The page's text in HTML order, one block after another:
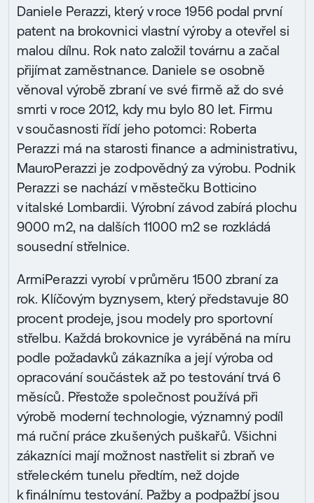
Daniele Perazzi, který v roce 1956 podal první
patent na brokovnici vlastní výroby a otevřel si
malou dílnu. Rok nato založil továrnu a začal
přijímat zaměstnance. Daniele se osobně
věnoval výrobě zbraní ve své firmě až do své
smrti v roce 2012, kdy mu bylo 80 let. Firmu
v současnosti řídí jeho potomci: Roberta
Perazzi má na starosti finance a administrativu,
MauroPerazzi je zodpovědný za výrobu. Podnik
Perazzi se nachází v městečku Botticino
v italské Lombardii. Výrobní závod zabírá plochu
9000 m2, na dalších 11000 m2 se rozkládá
sousední střelnice.
ArmiPerazzi vyrobí v průměru 1500 zbraní za
rok. Klíčovým byznysem, který představuje 80
procent prodeje, jsou modely pro sportovní
střelbu. Každá brokovnice je vyráběná na míru
podle požadavků zákazníka a její výroba od
opracování součástek až po testování trvá 6
měsíců. Přestože společnost používá při
výrobě moderní technologie, významný podíl
má ruční práce zkušených puškařů. Všichni
zákazníci mají možnost nastřelit si zbraň ve
střeleckém tunelu předtím, než dojde
k finálnímu testování. Pažby a podpažbí jsou